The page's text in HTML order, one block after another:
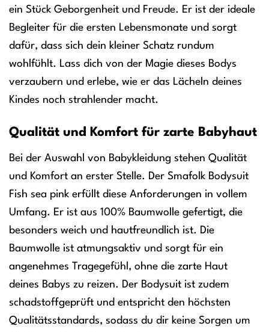
ein Stück Geborgenheit und Freude. Er ist der ideale
Begleiter für die ersten Lebensmonate und sorgt
dafür, dass sich dein kleiner Schatz rundum
wohlfühlt. Lass dich von der Magie dieses Bodys
verzaubern und erlebe, wie er das Lächeln deines
Kindes noch strahlender macht.
Qualität und Komfort für zarte Babyhaut
Bei der Auswahl von Babykleidung stehen Qualität
und Komfort an erster Stelle. Der Smafolk Bodysuit
Fish sea pink erfüllt diese Anforderungen in vollem
Umfang. Er ist aus 100% Baumwolle gefertigt, die
besonders weich und hautfreundlich ist. Die
Baumwolle ist atmungsaktiv und sorgt für ein
angenehmes Tragegefühl, ohne die zarte Haut
deines Babys zu reizen. Der Bodysuit ist zudem
schadstoffgeprüft und entspricht den höchsten
Qualitätsstandards, sodass du dir keine Sorgen um